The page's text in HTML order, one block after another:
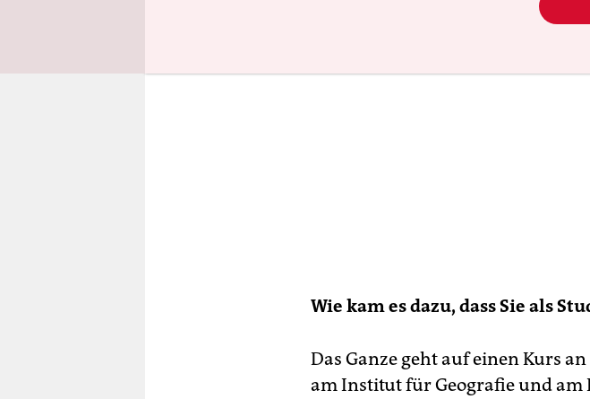
Wie kam es dazu, dass Sie als
Das Ganze geht auf einen Kurs
am Institut für Geografie und